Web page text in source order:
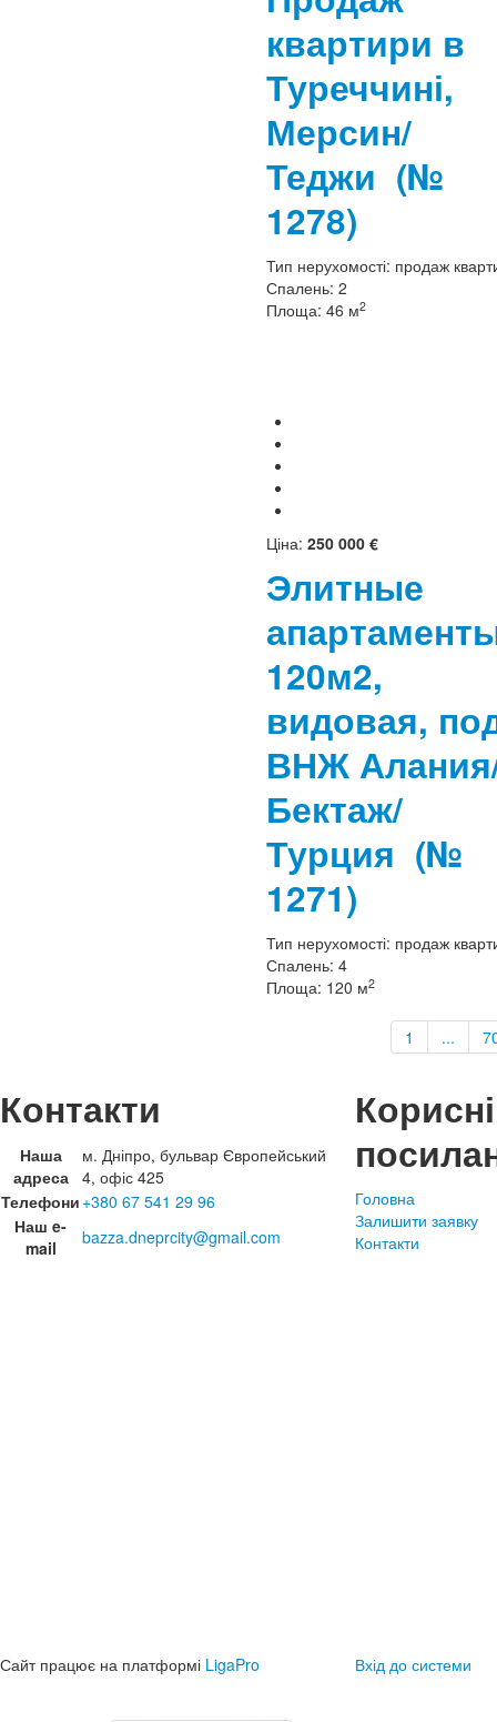
квартири в
Туреччині,
Мерсин/
Теджи (№
1278)
Тип нерухомості: продаж
Спалень: 2
Площа: 46 м2
Ціна: 250 000 €
Элитные
120м2,
видовая,
ВНЖ
Бектаж/
Турция (№
1271)
Тип нерухомості: продаж
Спалень: 4
Площа: 120 м2
1 ...
Контакти
Наша
адреса
м. Дніпро, бульвар Європейський
4, офіс 425
Телефони +380 67 541 29 96
Наш e-
mail
bazza.dneprcity@gmail.com
Корисні
Головна
Залишити заявку
Контакти
Сайт працює на платформі LigaPro Вхід до системи